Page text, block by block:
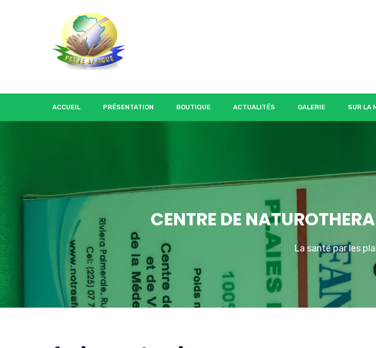
ACCUEIL PRÉSENTATION BOUTIQUE ACTUALITÉS GALERIE SUR LA
CENTRE DE
La santé par les